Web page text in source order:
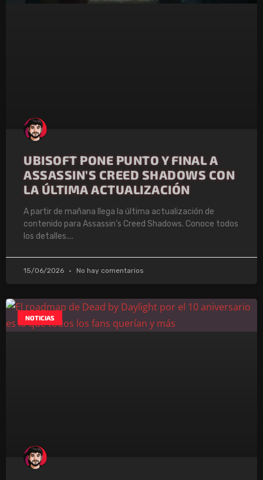
UBISOFT PONE PUNTO Y FINAL A
ASSASSIN’S CREED SHADOWS CON
LA ÚLTIMA ACTUALIZACIÓN
A partir de mañana llega la última actualización de
contenido para Assassin’s Creed Shadows. Conoce todos
los detalles.
15/06/2026 No hay comentarios
NOTICIAS